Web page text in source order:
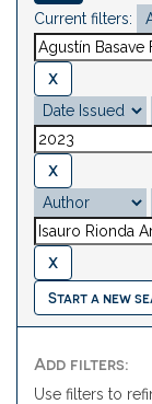
Current filters:
Start a new
Add filters:
Use filters to